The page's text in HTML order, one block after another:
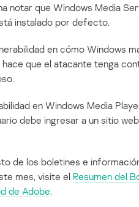
notar que Windows Media
instalado por defecto.
en cómo Windows
que el atacante tenga
en Windows Media
debe ingresar a un sitio
de los boletines e
mes, visite el Resumen del
de Adobe.